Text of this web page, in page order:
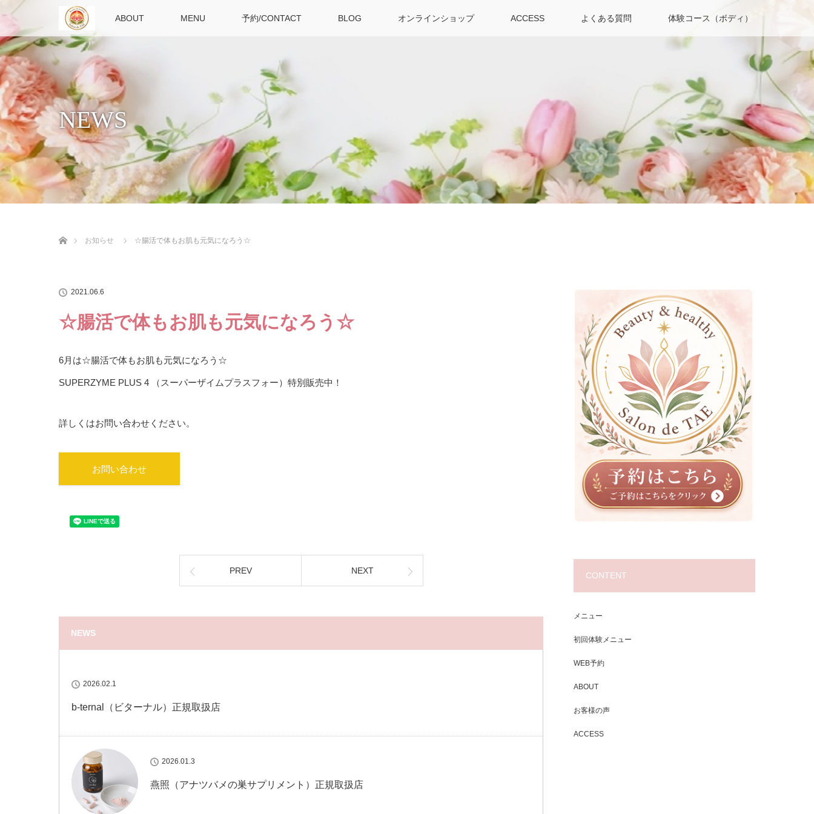
TOP ABOUT MENU 予約/CONTACT BLOG オンラインショップ ACCESS よくある質問 体験コース（ボディ）
NEWS
お知らせ
☆腸活で体もお肌も元気になろう☆
2021.06.6
☆腸活で体もお肌も元気になろう☆
6月は☆腸活で体もお肌も元気になろう☆
SUPERZYME PLUS 4 （スーパーザイムプラスフォー）特別販売中！
詳しくはお問い合わせください。
お問い合わせ
PREV NEXT
NEWS
2026.02.1
b-ternal（ビターナル）正規取扱店
2026.01.3
燕照（アナツバメの巣サプリメント）正規取扱店
CONTENT
メニュー
初回体験メニュー
WEB予約
ABOUT
お客様の声
ACCESS